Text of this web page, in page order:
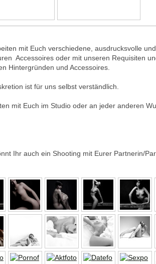
mit Euch verschiedene, ausdrucksvolle
Accessoires oder mit unseren Requisiten
Hintergründen und Accessoires.
ist für uns selbst verständlich.
mit Euch im Studio oder an jeder anderen
Ihr auch ein Shooting mit Eurer Partnerin/